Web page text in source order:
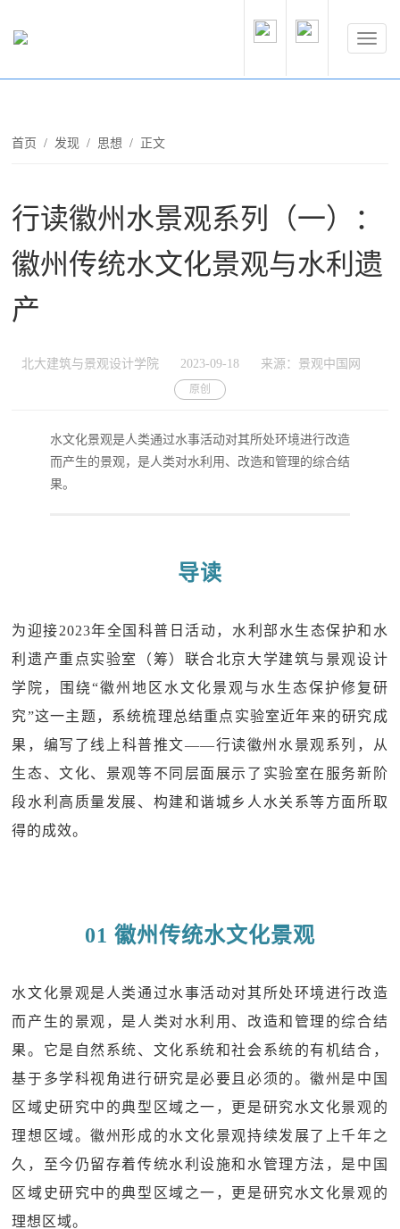
首页 /发现 / 思想 / 正文
行读徽州水景观系列（一）：
徽州传统水文化景观与水利遗
产
北大建筑与景观设计学院 2023-09-18 来源：景观中国网
原创
水文化景观是人类通过水事活动对其所处环境进行改造
而产生的景观，是人类对水利用、改造和管理的综合结
果。
导读
为迎接2023年全国科普日活动，水利部水生态保护和水
利遗产重点实验室（筹）联合北京大学建筑与景观设计
学院，围绕“徽州地区水文化景观与水生态保护修复研
究”这一主题，系统梳理总结重点实验室近年来的研究成
果，编写了线上科普推文——行读徽州水景观系列，从
生态、文化、景观等不同层面展示了实验室在服务新阶
段水利高质量发展、构建和谐城乡人水关系等方面所取
得的成效。
01 徽州传统水文化景观
水文化景观是人类通过水事活动对其所处环境进行改造
而产生的景观，是人类对水利用、改造和管理的综合结
果。它是自然系统、文化系统和社会系统的有机结合，
基于多学科视角进行研究是必要且必须的。徽州是中国
区域史研究中的典型区域之一，更是研究水文化景观的
理想区域。徽州形成的水文化景观持续发展了上千年之
久，至今仍留存着传统水利设施和水管理方法，是中国
区域史研究中的典型区域之一，更是研究水文化景观的
理想区域。